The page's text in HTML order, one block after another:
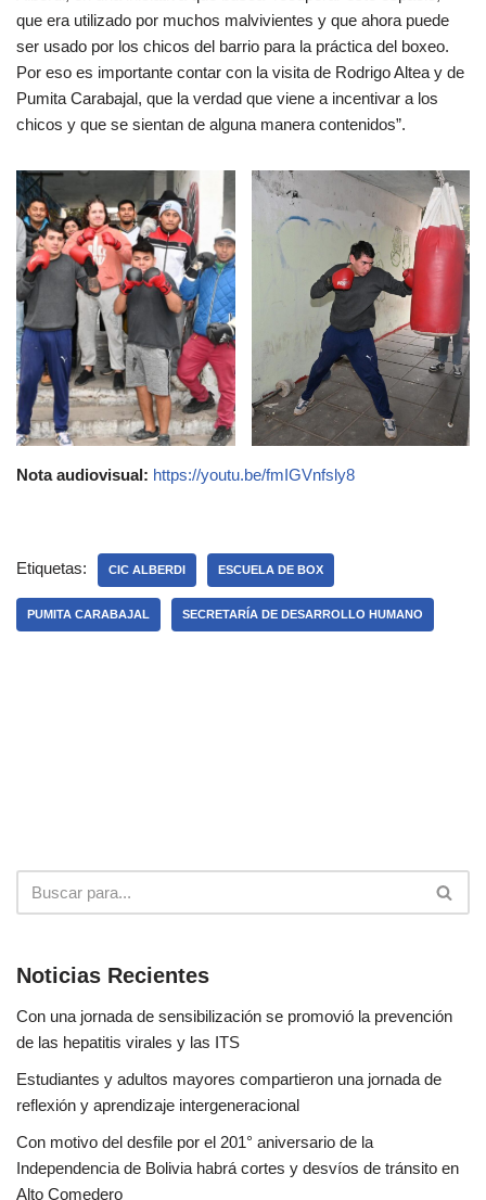
que era utilizado por muchos malvivientes y que ahora puede
ser usado por los chicos del barrio para la práctica del boxeo.
Por eso es importante contar con la visita de Rodrigo Altea y de
Pumita Carabajal, que la verdad que viene a incentivar a los
chicos y que se sientan de alguna manera contenidos”.
Nota audiovisual: https://youtu.be/fmIGVnfsly8
Etiquetas: CIC ALBERDI ESCUELA DE BOX
PUMITA CARABAJAL SECRETARÍA DE DESARROLLO HUMANO
Noticias Recientes
Con una jornada de sensibilización se promovió la prevención
de las hepatitis virales y las ITS
Estudiantes y adultos mayores compartieron una jornada de
reflexión y aprendizaje intergeneracional
Con motivo del desfile por el 201° aniversario de la
Independencia de Bolivia habrá cortes y desvíos de tránsito en
Alto Comedero